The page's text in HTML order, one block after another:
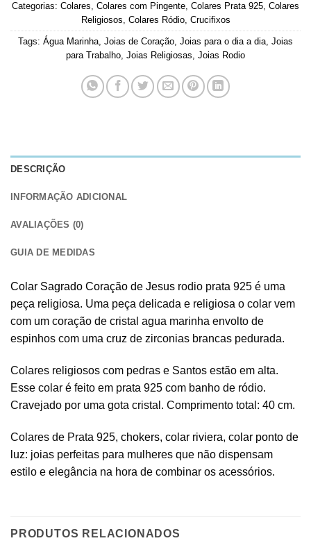
Categorias: Colares, Colares com Pingente, Colares Prata 925, Colares
Religiosos, Colares Ródio, Crucifixos
Tags: Água Marinha, Joias de Coração, Joias para o dia a dia, Joias
para Trabalho, Joias Religiosas, Joias Rodio
DESCRIÇÃO
INFORMAÇÃO ADICIONAL
AVALIAÇÕES (0)
GUIA DE MEDIDAS
Colar Sagrado Coração de Jesus rodio prata 925 é uma
peça religiosa. Uma peça delicada e religiosa o colar vem
com um coração de cristal agua marinha envolto de
espinhos com uma cruz de zirconias brancas pedurada.
Colares religiosos com pedras e Santos estão em alta.
Esse colar é feito em prata 925 com banho de ródio.
Cravejado por uma gota cristal. Comprimento total: 40 cm.
Colares de Prata 925, chokers, colar riviera, colar ponto de
luz: joias perfeitas para mulheres que não dispensam
estilo e elegância na hora de combinar os acessórios.
PRODUTOS RELACIONADOS